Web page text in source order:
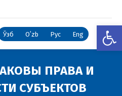
Ўзб Oʻzb Рус Eng
ПРАВА И
СУБЪЕКТОВ